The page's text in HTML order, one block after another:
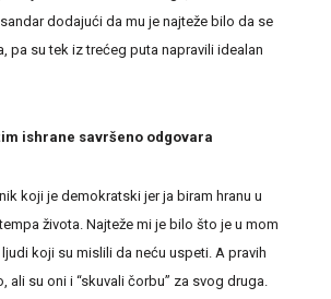
dodajući da mu je najteže bilo da se
pa su tek iz trećeg puta napravili idealan
ishrane savršeno odgovara
koji je demokratski jer ja biram hranu u
života. Najteže mi je bilo što je u mom
koji su mislili da neću uspeti. A pravih
ali su oni i “skuvali čorbu” za svog druga.